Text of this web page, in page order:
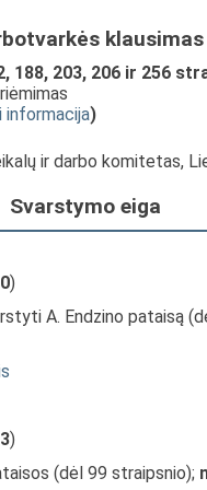
klausimas
188, 203, 206 ir 256
informacija)
ir darbo komitetas,
Svarstymo eiga
)
A. Endzino pataisą
)
(dėl 99 straipsnio);